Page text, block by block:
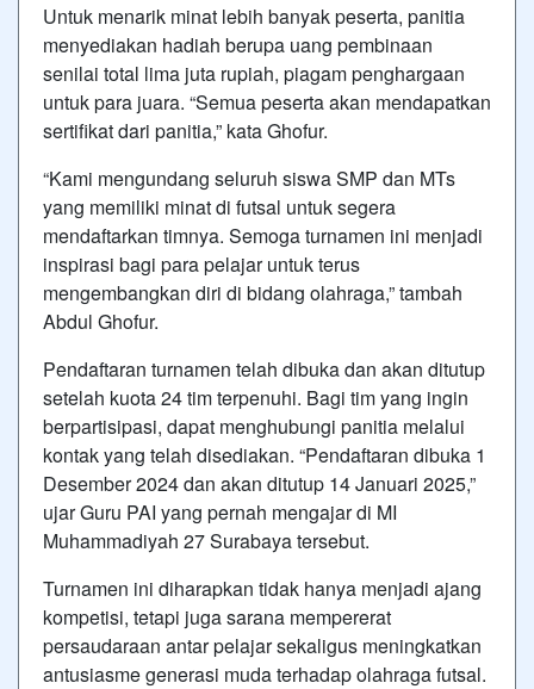
Untuk menarik minat lebih banyak peserta, panitia
menyediakan hadiah berupa uang pembinaan
senilai total lima juta rupiah, piagam penghargaan
untuk para juara. “Semua peserta akan mendapatkan
sertifikat dari panitia,” kata Ghofur.
“Kami mengundang seluruh siswa SMP dan MTs
yang memiliki minat di futsal untuk segera
mendaftarkan timnya. Semoga turnamen ini menjadi
inspirasi bagi para pelajar untuk terus
mengembangkan diri di bidang olahraga,” tambah
Abdul Ghofur.
Pendaftaran turnamen telah dibuka dan akan ditutup
setelah kuota 24 tim terpenuhi. Bagi tim yang ingin
berpartisipasi, dapat menghubungi panitia melalui
kontak yang telah disediakan. “Pendaftaran dibuka 1
Desember 2024 dan akan ditutup 14 Januari 2025,”
ujar Guru PAI yang pernah mengajar di MI
Muhammadiyah 27 Surabaya tersebut.
Turnamen ini diharapkan tidak hanya menjadi ajang
kompetisi, tetapi juga sarana mempererat
persaudaraan antar pelajar sekaligus meningkatkan
antusiasme generasi muda terhadap olahraga futsal.